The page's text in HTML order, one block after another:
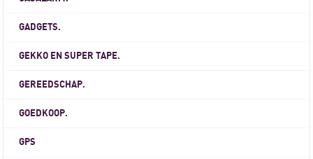
GADGETS.
GEKKO EN SUPER TAPE.
GEREEDSCHAP.
GOEDKOOP.
GPS